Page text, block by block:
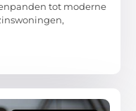
tot moderne